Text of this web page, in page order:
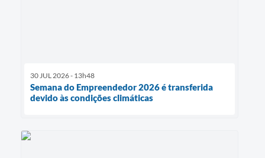
30 JUL 2026 - 13h48
Semana do Empreendedor 2026 é transferida
devido às condições climáticas